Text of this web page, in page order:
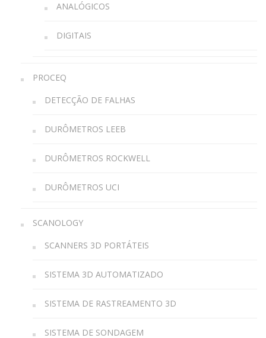
ANALÓGICOS
DIGITAIS
PROCEQ
DETECÇÃO DE FALHAS
DURÔMETROS LEEB
DURÔMETROS ROCKWELL
DURÔMETROS UCI
SCANOLOGY
SCANNERS 3D PORTÁTEIS
SISTEMA 3D AUTOMATIZADO
SISTEMA DE RASTREAMENTO 3D
SISTEMA DE SONDAGEM